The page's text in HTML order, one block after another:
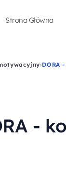
Strona Główna
›DORA
-